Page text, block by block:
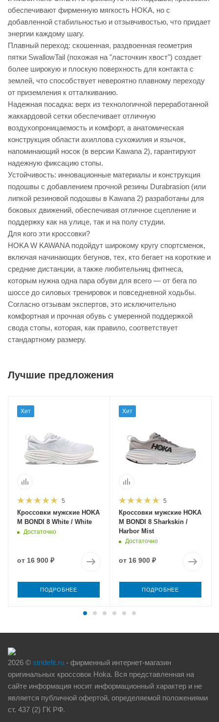
обеспечивают фирменную мягкость HOKA, но с
добавленной стабильностью и отзывчивостью, что придает
энергии каждому шагу.
Плавный переход: скошенная, раздвоенная геометрия
пятки SwallowTail (похожая на "ласточкин хвост") создает
более широкую и плоскую поверхность для контакта с
землей, что способствует невероятно плавному переходу
от приземления к отталкиванию.
Надежная посадка: верх из технологичной переработанной
жаккардовой сетки обеспечивает отличную
воздухопроницаемость и комфорт, а анатомическая
конструкция области ахиллова сухожилия и язычок,
напоминающий носок (в версии Kawana 2), гарантируют
надежную фиксацию стопы.
Устойчивость: инновационные материалы и конструкция
подошвы с добавлением прочной резины Durabrasion (или
липкой резиновой подошвы в Kawana 2) разработаны для
боковых движений, обеспечивая отличное сцепление и
поддержку как на улице, так и на полу студии.
Для кого эти кроссовки?
HOKA W KAWANA подойдут широкому кругу спортсменок,
включая начинающих бегунов, тех, кто бегает на короткие и
средние дистанции, а также любительниц фитнеса,
которым нужна одна пара обуви для всего — от бега по
шоссе до силовых тренировок и повседневной ходьбы.
Согласно отзывам экспертов, это исключительно
комфортная и прочная обувь с умеренной поддержкой
свода стопы, которая, как правило, соответствует
стандартному размеру.
Лучшие предложения
Хит
5
Кроссовки мужские HOKA
M BONDI 8 White / White
Достаточно
от 16 900 ₽
ПОДРОБНЕЕ
Хит
5
Кроссовки мужские HOKA
M BONDI 8 Sharkskin /
Harbor Mist
Достаточно
от 16 900 ₽
ПОДРОБНЕЕ
2026 © stridefit.ru - фирменный интернет-магазин
оригинальных кроссовок Hoka. Вся представленная на
сайте информация носит информационный характер и не
является публичной офертой, определяемой положениями
ст. 437 (2) ГК РФ.